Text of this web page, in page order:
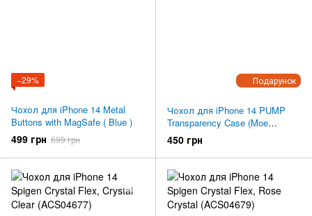
−29%
Чохол для iPhone 14 Metal
Buttons with MagSafe ( Blue )
499 грн 699 грн
Подарунок
Чохол для iPhone 14 PUMP
Transparency Case (Moe
Serdenko)
450 грн